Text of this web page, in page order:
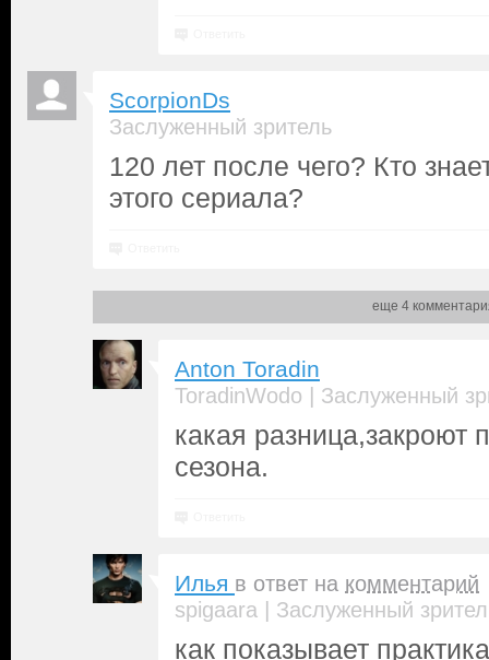
ScorpionDs
Заслуженный зритель
120 лет после чего? Кто
этого сериала?
еще 4
Anton Toradin
ToradinWodo | Заслуженный
какая разница,закроют
сезона.
Илья в ответ на комментарий
spigaara | Заслуженный
как показывает